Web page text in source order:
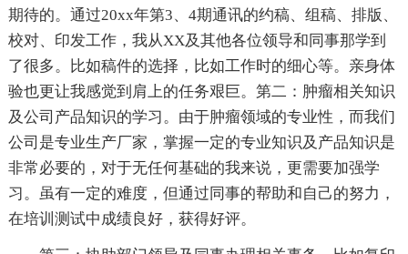
期待的。通过20xx年第3、4期通讯的约稿、组稿、排版、
校对、印发工作，我从XX及其他各位领导和同事那学到
了很多。比如稿件的选择，比如工作时的细心等。亲身体
验也更让我感觉到肩上的任务艰巨。第二：肿瘤相关知识
及公司产品知识的学习。由于肿瘤领域的专业性，而我们
公司是专业生产厂家，掌握一定的专业知识及产品知识是
非常必要的，对于无任何基础的我来说，更需要加强学
习。虽有一定的难度，但通过同事的帮助和自己的努力，
在培训测试中成绩良好，获得好评。